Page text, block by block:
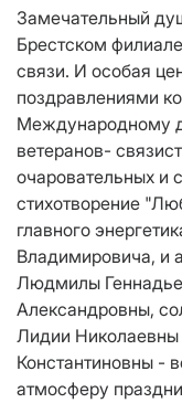
Замечательный
Брестском
связи. И особая
поздравлениями
Международному
ветеранов-
очаровательных и
стихотворение
главного
Владимировича, и
Людмилы
Александровны,
Лидии
Константиновны -
атмосферу